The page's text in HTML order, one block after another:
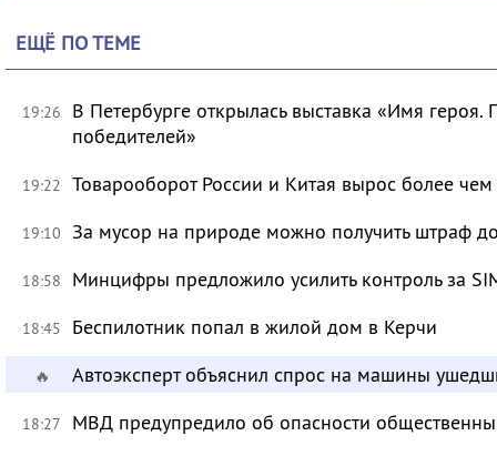
ЕЩЁ ПО ТЕМЕ
19:26
В Петербурге открылась выставка «Имя героя.
победителей»
19:22 Товарооборот России и Китая вырос более чем
19:10 За мусор на природе можно получить штраф
18:58 Минцифры предложило усилить контроль за
18:45 Беспилотник попал в жилой дом в Керчи
🔥 Автоэксперт объяснил спрос на машины
18:27 МВД предупредило об опасности